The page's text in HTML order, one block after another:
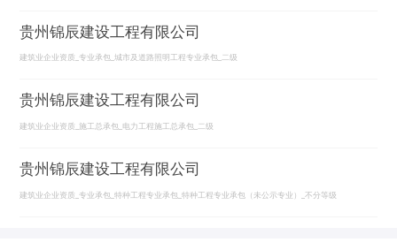
贵州锦辰建设工程有限公司
建筑业企业资质_专业承包_城市及道路照明工程专业承包_二级
贵州锦辰建设工程有限公司
建筑业企业资质_施工总承包_电力工程施工总承包_二级
贵州锦辰建设工程有限公司
建筑业企业资质_专业承包_特种工程专业承包_特种工程专业承包（未公示专业）_不分等级